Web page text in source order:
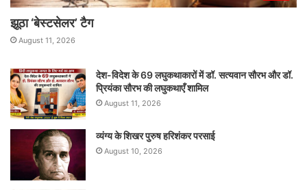
झूठा ‘बेस्टसेलर’ टैग
August 11, 2026
देश-विदेश के 69 लघुकथाकारों में डॉ. सत्यवान सौरभ और डॉ.
प्रियंका सौरभ की लघुकथाएँ शामिल
August 11, 2026
व्यंग्य के शिखर पुरुष हरिशंकर परसाई
August 10, 2026